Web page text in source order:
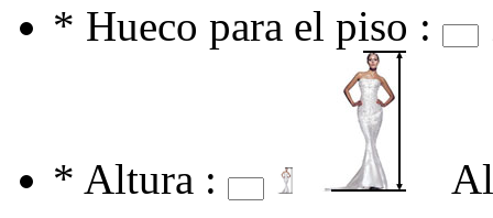
* Hueco para el piso :
* Altura :